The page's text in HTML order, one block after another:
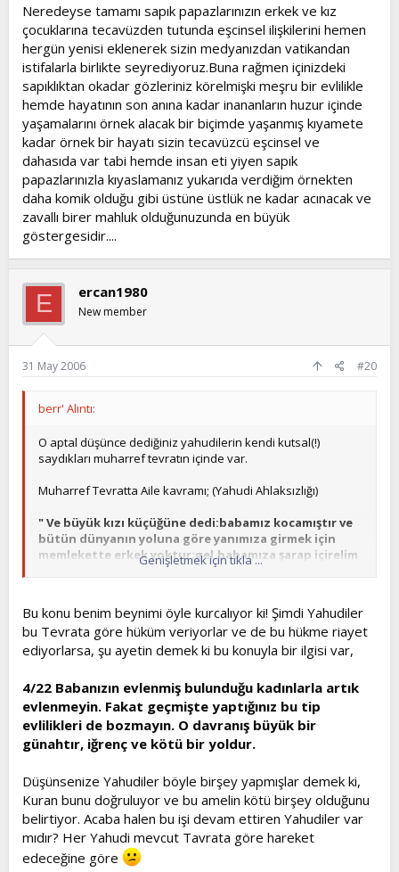
Neredeyse tamamı sapık papazlarınızın erkek ve kız
çocuklarına tecavüzden tutunda eşcinsel ilişkilerini hemen
hergün yenisi eklenerek sizin medyanızdan vatikandan
istifalarla birlikte seyrediyoruz.Buna rağmen içinizdeki
sapıklıktan okadar gözleriniz körelmişki meşru bir evlilikle
hemde hayatının son anına kadar inananların huzur içinde
yaşamalarını örnek alacak bir biçimde yaşanmış kıyamete
kadar örnek bir hayatı sizin tecavüzcü eşcinsel ve
dahasıda var tabi hemde insan eti yiyen sapık
papazlarınızla kıyaslamanız yukarıda verdiğim örnekten
daha komik olduğu gibi üstüne üstlük ne kadar acınacak ve
zavallı birer mahluk olduğunuzunda en büyük
göstergesidir....
E ercan1980
New member
31 May 2006 #20
berr' Alıntı:
O aptal düşünce dediğiniz yahudilerin kendi kutsal(!)
saydıkları muharref tevratın içinde var.
Muharref Tevratta Aile kavramı; (Yahudi Ahlaksızlığı)
" Ve büyük kızı küçüğüne dedi:babamız kocamıştır ve
bütün dünyanın yoluna göre yanımıza girmek için
memlekette erkek yoktur;gel,babamıza şarap içirelim
ve babamızdan zürriyeti yaşatmak için onunla
kalkmasını bilmedi.Ve vaki olduki, ertesi gün büyük
kız küçüğüne dedi: İşte dün gece babamla yattım; bu
gece de ona şarap içirelim ve babamızdan zürriyet
babalarına şarap içirdiler ve küçük kız kalkıp onunla
yattı, iki kız böylece babalarından gebe kaldılar.
(Tekvin bab:1/30-38)
"Ve tamar yapmış olduğu pideleri alıp odaya, kardeşi
onu tuttu ve ona dedi: Gel benimle yat kız kardeşim.
Ve ondan daha kuvvetli olduğundan onu alçalttı ve
onunla yattı." (II SAMUEL BAB 13/12)
"fahişelik etikleri zaman kızlarınızı, zina ettikleri
zaman gelinlerinizi cezalandırmayacağım"
Genişletmek için tıkla ...
Bu konu benim beynimi öyle kurcalıyor ki! Şimdi Yahudiler
bu Tevrata göre hüküm veriyorlar ve de bu hükme riayet
ediyorlarsa, şu ayetin demek ki bu konuyla bir ilgisi var,
4/22 Babanızın evlenmiş bulunduğu kadınlarla artık
evlenmeyin. Fakat geçmişte yaptığınız bu tip
evlilikleri de bozmayın. O davranış büyük bir
günahtır, iğrenç ve kötü bir yoldur.
Düşünsenize Yahudiler böyle birşey yapmışlar demek ki,
Kuran bunu doğruluyor ve bu amelin kötü birşey olduğunu
belirtiyor. Acaba halen bu işi devam ettiren Yahudiler var
mıdır? Her Yahudi mevcut Tavrata göre hareket
edeceğine göre